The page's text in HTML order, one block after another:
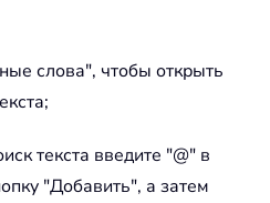
слова", чтобы открыть
текста введите "@" в
"Добавить", а затем